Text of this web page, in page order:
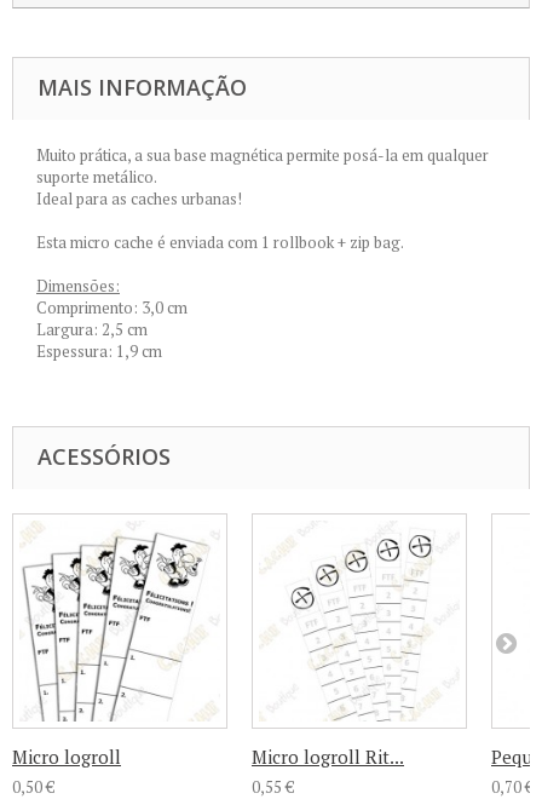
MAIS INFORMAÇÃO
Muito prática, a sua base magnética permite posá-la em qualquer
suporte metálico.
Ideal para as caches urbanas!
Esta micro cache é enviada com 1 rollbook + zip bag.
Dimensões:
Comprimento: 3,0 cm
Largura: 2,5 cm
Espessura: 1,9 cm
ACESSÓRIOS
Micro logroll
0,50 €
Micro logroll Rit...
0,55 €
0,70 €